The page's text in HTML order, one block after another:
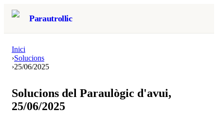
Parautrollic
Inici
›Solucions
›25/06/2025
Solucions del Paraulògic d'avui,
25/06/2025